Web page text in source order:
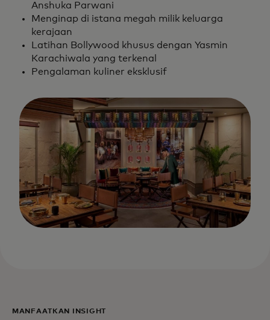
Anshuka Parwani
Menginap di istana megah milik keluarga
kerajaan
Latihan Bollywood khusus dengan Yasmin
Karachiwala yang terkenal
Pengalaman kuliner eksklusif
MANFAATKAN INSIGHT